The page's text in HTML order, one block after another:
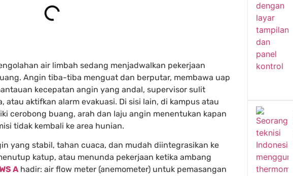
air limbah sedang menjadwalkan pekerjaan
Angin tiba-tiba menguat dan berputar, membawa uap
kecepatan angin yang andal, supervisor sulit
aktifkan alarm evakuasi. Di sisi lain, di kampus atau
cerobong buang, arah dan laju angin menentukan kapan
tidak kembali ke area hunian.
yang stabil, tahan cuaca, dan mudah diintegrasikan ke
katup, atau menunda pekerjaan ketika ambang
Ahadir: air flow meter (anemometer) untuk pemasangan